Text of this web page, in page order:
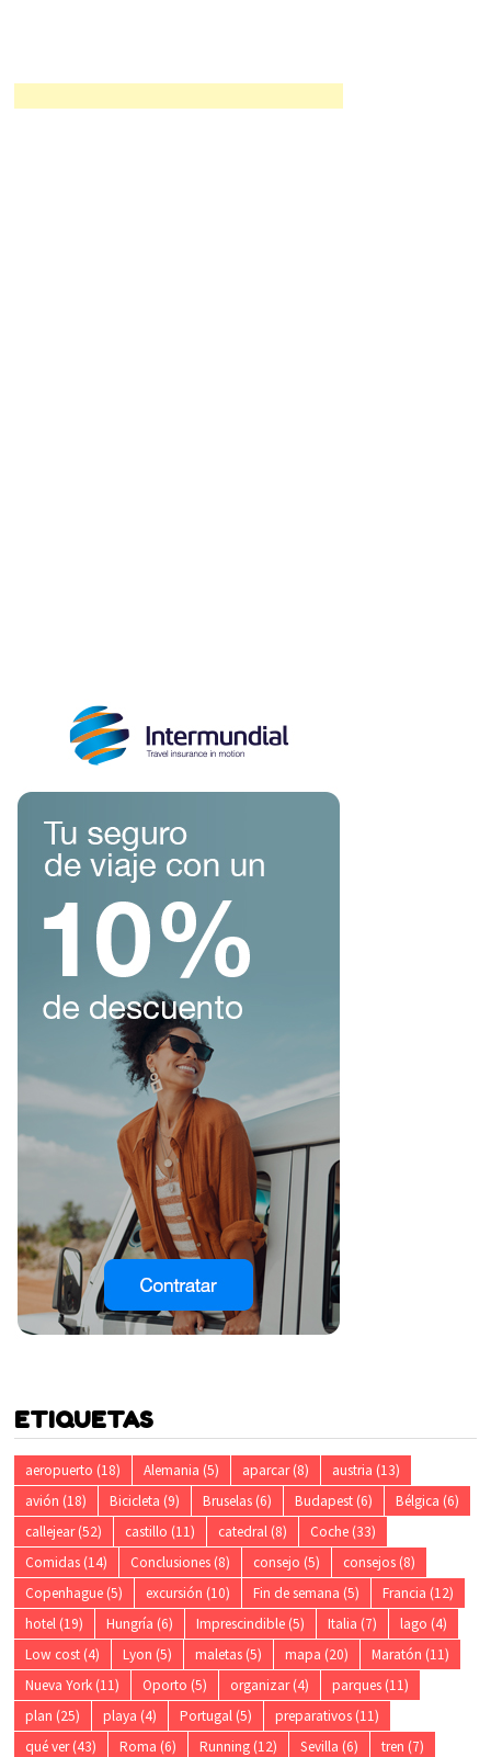
ETIQUETAS
aeropuerto (18) Alemania (5) aparcar(8) austria (13)
avión (18) Bicicleta (9) Bruselas(6) Budapest(6) Bélgica (6)
callejear(52) castillo (11) catedral(8) Coche(33)
Comidas(14) Conclusiones(8) consejo (5) consejos(8)
Copenhague(5) excursión (10) Fin de semana (5) Francia (12)
hotel(19) Hungría (6) Imprescindible(5) Italia (7) lago (4)
Low cost(4) Lyon (5) maletas(5) mapa (20) Maratón (11)
Nueva York(11) Oporto (5) organizar(4) parques(11)
plan (25) playa (4) Portugal(5) preparativos(11)
qué ver(43) Roma (6) Running(12) Sevilla (6) tren (7)